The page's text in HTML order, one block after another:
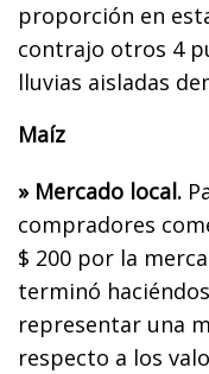
proporción en
contrajo otros 4
lluvias aisladas
Maíz
» Mercado local.
compradores
$ 200 por la
terminó
representar una
respecto a los